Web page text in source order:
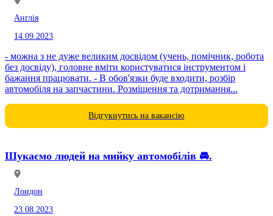
Англія
14.09.2023
- можна з не дуже великим досвідом (учень, помічник, робота
без досвіду), головне вміти користуватися інструментом і
бажання працювати. - В обов'язки буде входити, розбір
автомобіля на запчастини. Розміщення та дотримання...
Відгукнутись на вакансію
Шукаємо людей на мийку автомобілів 🚘.
Лондон
23.08.2023